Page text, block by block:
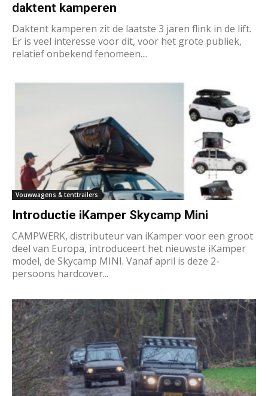
daktent kamperen
Daktent kamperen zit de laatste 3 jaren flink in de lift.
Er is veel interesse voor dit, voor het grote publiek,
relatief onbekend fenomeen....
Vouwwagens & tenttrailers
Introductie iKamper Skycamp Mini
CAMPWERK, distributeur van iKamper voor een groot
deel van Europa, introduceert het nieuwste iKamper
model, de Skycamp MINI. Vanaf april is deze 2-
persoons hardcover...